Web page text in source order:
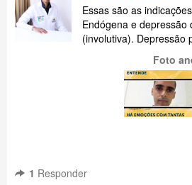
Essas são as
Endógena e depressão
(involutiva). Depressão
Foto
1 Responder